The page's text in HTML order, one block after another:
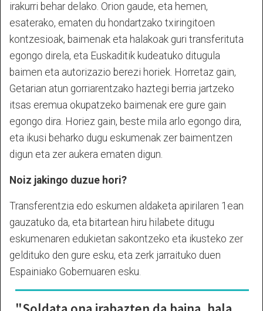
irakurri behar delako. Orion gaude, eta hemen,
esaterako, ematen du hondartzako txiringitoen
kontzesioak, baimenak eta halakoak guri transferituta
egongo direla, eta Euskaditik kudeatuko ditugula
baimen eta autorizazio berezi horiek. Horretaz gain,
Getarian atun gorriarentzako haztegi berria jartzeko
itsas eremua okupatzeko baimenak ere gure gain
egongo dira. Horiez gain, beste mila arlo egongo dira,
eta ikusi beharko dugu eskumenak zer baimentzen
digun eta zer aukera ematen digun.
Noiz jakingo duzue hori?
Transferentzia edo eskumen aldaketa apirilaren 1ean
gauzatuko da, eta bitartean hiru hilabete ditugu
eskumenaren edukietan sakontzeko eta ikusteko zer
geldituko den gure esku, eta zerk jarraituko duen
Espainiako Gobernuaren esku.